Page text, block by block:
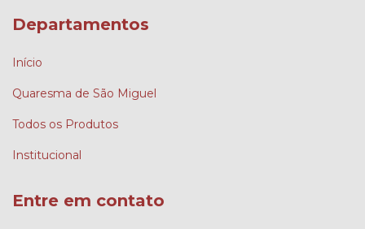
Departamentos
Início
Quaresma de São Miguel
Todos os Produtos
Institucional
Entre em contato